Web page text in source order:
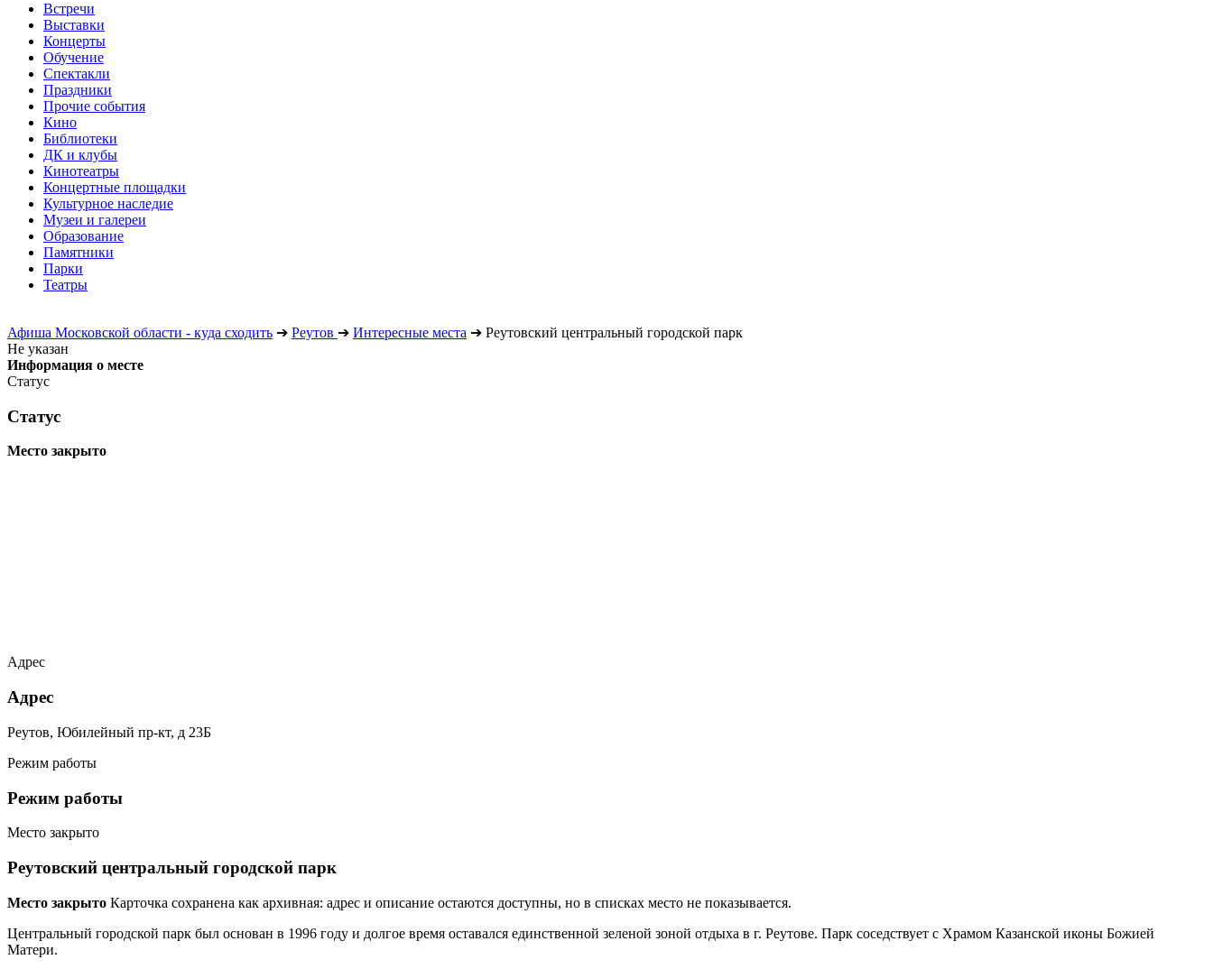
Встречи
Выставки
Концерты
Обучение
Спектакли
Праздники
Прочие события
Кино
Библиотеки
ДК и клубы
Кинотеатры
Концертные площадки
Культурное наследие
Музеи и галереи
Образование
Памятники
Парки
Театры
Афиша Московской области - куда сходить ➔ Реутов ➔ Интересные места ➔ Реутовский центральный городской парк
Не указан
Информация о месте
Статус
Статус
Место закрыто
Адрес
Адрес
Реутов, Юбилейный пр-кт, д 23Б
Режим работы
Режим работы
Место закрыто
Реутовский центральный городской парк
Место закрыто Карточка сохранена как архивная: адрес и описание остаются доступны, но в списках место не показывается.
Центральный городской парк был основан в 1996 году и долгое время оставался единственной зеленой зоной отдыха в г. Реутове. Парк соседствует с Храмом Казанской иконы Божией
Матери.